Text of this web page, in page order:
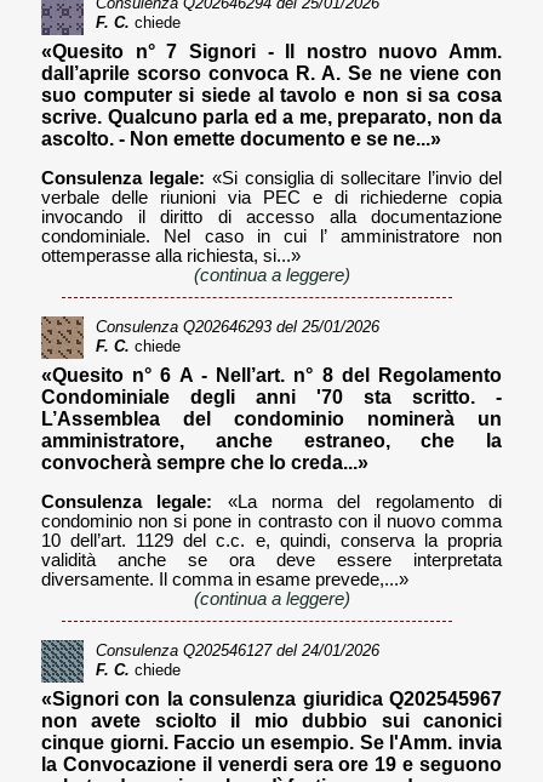
F. C. chiede
«Quesito n° 7 Signori - Il nostro nuovo Amm.
dall’aprile scorso convoca R. A. Se ne viene con
suo computer si siede al tavolo e non si sa cosa
scrive. Qualcuno parla ed a me, preparato, non da
ascolto. - Non emette documento e se ne...»
Consulenza legale: «Si consiglia di sollecitare l’invio del
verbale delle riunioni via PEC e di richiederne copia
invocando il diritto di accesso alla documentazione
condominiale. Nel caso in cui l’ amministratore non
ottemperasse alla richiesta, si...»
(continua a leggere)
Consulenza Q202646293 del 25/01/2026
F. C. chiede
«Quesito n° 6 A - Nell’art. n° 8 del Regolamento
Condominiale degli anni '70 sta scritto. -
L’Assemblea del condominio nominerà un
amministratore, anche estraneo, che la
convocherà sempre che lo creda...»
Consulenza legale: «La norma del regolamento di
condominio non si pone in contrasto con il nuovo comma
10 dell’art. 1129 del c.c. e, quindi, conserva la propria
validità anche se ora deve essere interpretata
diversamente. Il comma in esame prevede,...»
(continua a leggere)
Consulenza Q202546127del 24/01/2026
F. C. chiede
«Signori con la consulenza giuridica Q202545967
non avete sciolto il mio dubbio sui canonici
cinque giorni. Faccio un esempio. Se l'Amm. invia
la Convocazione il venerdi sera ore 19 e seguono